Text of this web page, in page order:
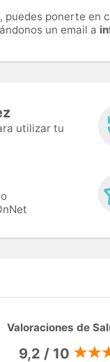
puedes ponerte en
un email a
utilizar tu
Valoraciones de
9,2 / 10